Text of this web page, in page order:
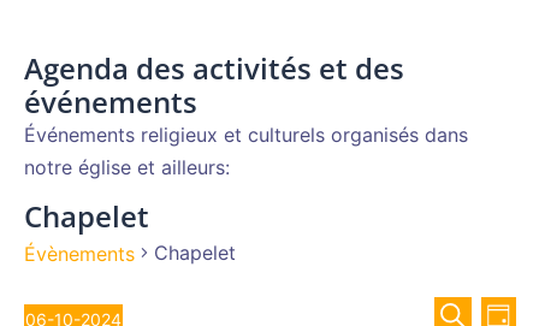
Agenda des activités et des
événements
Événements religieux et culturels organisés dans
notre église et ailleurs:
Chapelet
Évènements Chapelet
Évènements
06-10-2024